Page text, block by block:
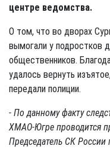
центре ведомства.
О том, что во дворах
вымогали у подростков
общественников.
удалось вернуть
передали полиции.
- По данному факту
ХМАО-Югре проводится
Председатель СК